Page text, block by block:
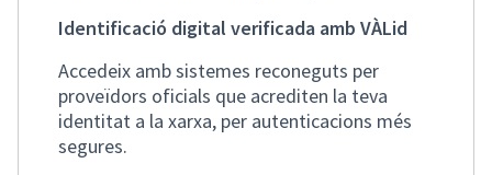
Identificació digital verificada amb VÀLid
Accedeix amb sistemes reconeguts per
proveïdors oficials que acrediten la teva
identitat a la xarxa, per autenticacions més
segures.